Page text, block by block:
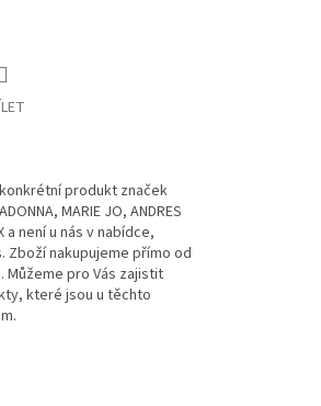
produkt značek
MARIE JO, ANDRES
a není u nás v nabídce,
Zboží nakupujeme přímo od
pro Vás zajistit
které jsou u těchto